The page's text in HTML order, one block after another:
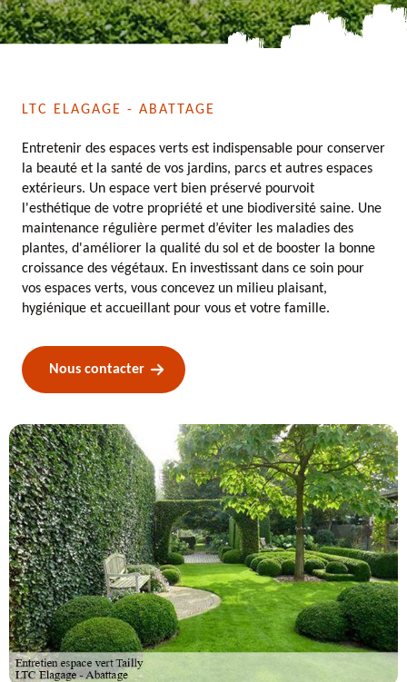
LTC ELAGAGE - ABATTAGE
Entretenir des espaces verts est indispensable pour conserver
la beauté et la santé de vos jardins, parcs et autres espaces
extérieurs. Un espace vert bien préservé pourvoit
l'esthétique de votre propriété et une biodiversité saine. Une
maintenance régulière permet d’éviter les maladies des
plantes, d'améliorer la qualité du sol et de booster la bonne
croissance des végétaux. En investissant dans ce soin pour
vos espaces verts, vous concevez un milieu plaisant,
hygiénique et accueillant pour vous et votre famille.
Nous contacter